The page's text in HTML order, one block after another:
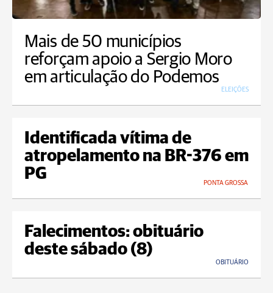
Mais de 50 municípios
reforçam apoio a Sergio Moro
em articulação do Podemos
ELEIÇÕES
Identificada vítima de
atropelamento na BR-376 em
PG
PONTA GROSSA
Falecimentos: obituário
deste sábado (8)
OBITUÁRIO